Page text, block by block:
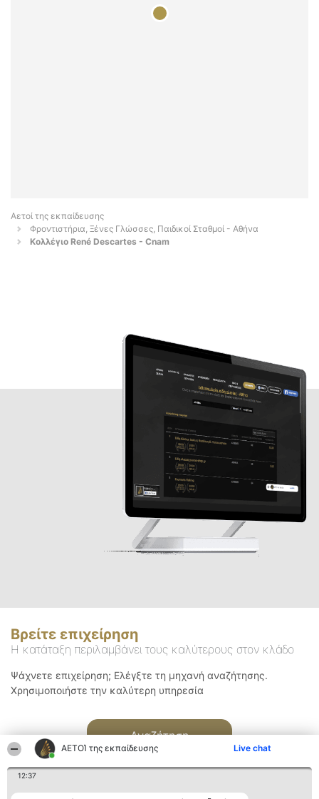
ΑΕΤΟΊ της εκπαίδευσης Live chat
12:37
Αετοί της εκπαίδευσης
Φροντιστήρια, Ξένες Γλώσσες, Παιδικοί Σταθμοί - Αθήνα
Κολλέγιο René Descartes - Cnam
Βρείτε επιχείρηση
Η κατάταξη περιλαμβάνει τους καλύτερους στον κλάδο
Ψάχνετε επιχείρηση; Ελέγξτε τη μηχανή αναζήτησης.
Χρησιμοποιήστε την καλύτερη υπηρεσία
Αναζήτηση